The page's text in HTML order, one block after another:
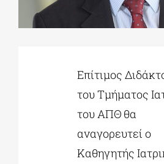
ΕΚΠΑΙΔΕΥΤΙΚΑ ΙΔΡΥΜΑΤΑ
ΠΟΛΙΤΙΣΤΙΚΟΙ ΦΟΡΕΙΣ
Επίτιμος
του Τμήματος
του ΑΠΘ θα
αναγορευτεί ο
Καθηγητής